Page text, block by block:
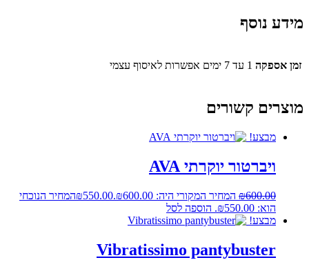
מידע נוסף
זמן אספקה 1 עד 7 ימים אפשרות לאיסוף עצמי
מוצרים קשורים
מבצע!
ויברטור יוקרתי AVA
₪600.00 המחיר המקורי היה: ₪600.00. ₪550.00
המחיר הנוכחי
הוא: ₪550.00.
הוספה לסל
מבצע!
Vibratissimo pantybuster